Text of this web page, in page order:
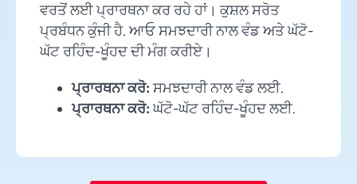
ਵਰਤੋਂ ਲਈ ਪ੍ਰਾਰਥਨਾ ਕਰ ਰਹੇ ਹਾਂ। ਕੁਸ਼ਲ ਸਰੋਤ
ਪ੍ਰਬੰਧਨ ਕੁੰਜੀ ਹੈ. ਆਓ ਸਮਝਦਾਰੀ ਨਾਲ ਵੰਡ ਅਤੇ ਘੱਟੋ-
ਘੱਟ ਰਹਿੰਦ-ਖੂੰਹਦ ਦੀ ਮੰਗ ਕਰੀਏ।
ਪ੍ਰਾਰਥਨਾ ਕਰੋ: ਸਮਝਦਾਰੀ ਨਾਲ ਵੰਡ ਲਈ.
ਪ੍ਰਾਰਥਨਾ ਕਰੋ: ਘੱਟੋ-ਘੱਟ ਰਹਿੰਦ-ਖੂੰਹਦ ਲਈ.